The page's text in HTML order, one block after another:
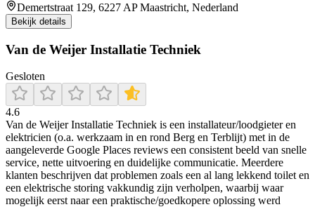
Demertstraat 129, 6227 AP Maastricht, Nederland
Bekijk details
Van de Weijer Installatie Techniek
Gesloten
4.6
Van de Weijer Installatie Techniek is een installateur/loodgieter en
elektricien (o.a. werkzaam in en rond Berg en Terblijt) met in de
aangeleverde Google Places reviews een consistent beeld van snelle
service, nette uitvoering en duidelijke communicatie. Meerdere
klanten beschrijven dat problemen zoals een al lang lekkend toilet en
een elektrische storing vakkundig zijn verholpen, waarbij waar
mogelijk eerst naar een praktische/goedkopere oplossing werd